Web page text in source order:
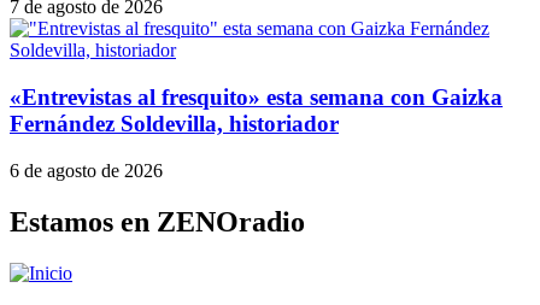
7 de agosto de 2026
«Entrevistas al fresquito» esta semana con Gaizka
Fernández Soldevilla, historiador
6 de agosto de 2026
Estamos en ZENOradio